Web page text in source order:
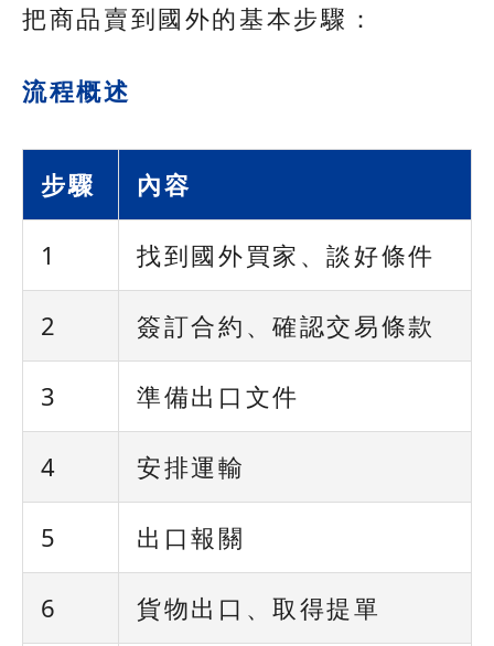
把商品賣到國外的基本步驟：
流程概述
步驟 內容
1 找到國外買家、談好條件
2 簽訂合約、確認交易條款
3 準備出口文件
4 安排運輸
5 出口報關
6 貨物出口、取得提單